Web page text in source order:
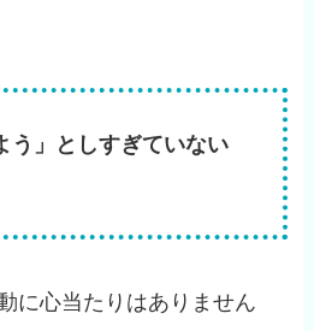
う」としすぎていない
に心当たりはありません